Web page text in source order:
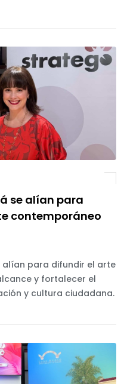
se alían para
contemporáneo
alían para difundir el arte
y fortalecer el
y cultura ciudadana.